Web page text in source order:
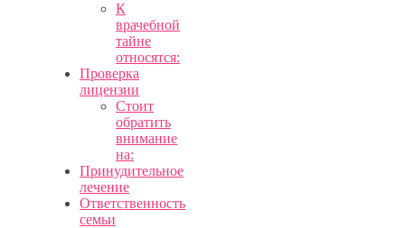
К
врачебной
тайне
относятся:
Проверка
лицензии
Стоит
обратить
внимание
на:
Принудительное
лечение
Ответственность
семьи